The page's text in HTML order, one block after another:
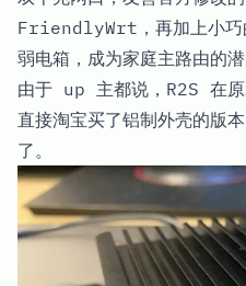
FriendlyWrt，再加上小巧
弱电箱，成为家庭主路由的潜
由于 up 主都说，R2S 在原
直接淘宝买了铝制外壳的版
了。